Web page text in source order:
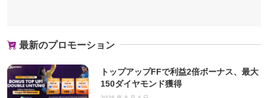
最新のプロモーション
トップアップFFで利益2倍ボーナス、最大
150ダイヤモンド獲得